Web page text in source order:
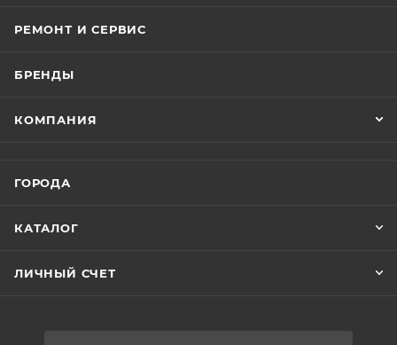
РЕМОНТ И СЕРВИС
БРЕНДЫ
КОМПАНИЯ
ГОРОДА
КАТАЛОГ
ЛИЧНЫЙ СЧЕТ